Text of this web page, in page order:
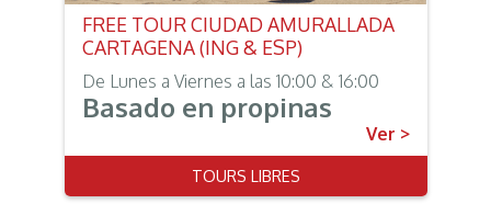
FREE TOUR CIUDAD AMURALLADA
CARTAGENA (ING & ESP)
De Lunes a Viernes a las 10:00 & 16:00
Basado en propinas
Ver >
TOURS LIBRES